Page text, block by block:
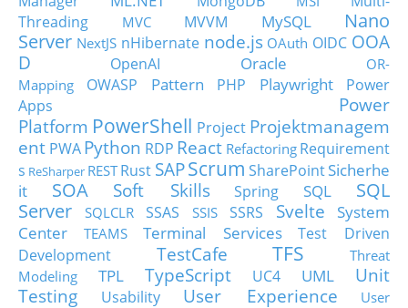
Threading
MVC MVVM MySQL
Nano
Server NextJS nHibernate node.js OAuth OIDC OOA
D
OpenAI Oracle
OR-
Mapping
OWASP Pattern PHP Playwright
Power
Apps
Power
Platform PowerShell Project Projektmanagem
ent PWA Python RDP React Refactoring Requirement
s ReSharper RESTRust SAPScrum SharePointSicherhe
it
SOA Soft Skills Spring SQL
SQL
Server
SQLCLR SSAS SSIS SSRS Svelte
System
Center
TEAMS Terminal Services
Test Driven
Development
TestCafe TFS
Threat
Modeling
TPL TypeScript UC4 UML
Unit
Testing
Usability User Experience
User